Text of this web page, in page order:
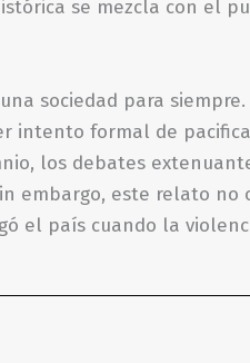
se mezcla con el
sociedad para
intento formal de
los debates
embargo, este relato
el país cuando la